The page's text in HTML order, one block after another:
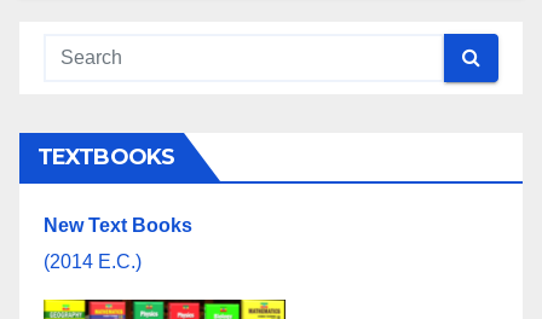
TEXTBOOKS
New Text Books
(2014 E.C.)